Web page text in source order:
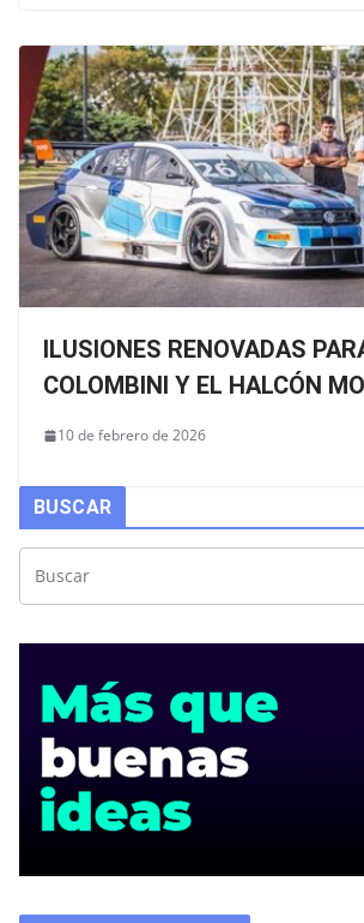
ILUSIONES RENOVADAS
COLOMBINI Y EL HALCÓN
10 de febrero de 2026
BUSCAR